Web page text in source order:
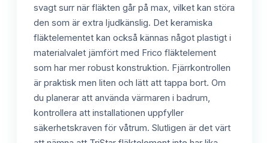
svagt surr när fläkten går på max, vilket kan störa
den som är extra ljudkänslig. Det keramiska
fläktelementet kan också kännas något plastigt i
materialvalet jämfört med Frico fläktelement
som har mer robust konstruktion. Fjärrkontrollen
är praktisk men liten och lätt att tappa bort. Om
du planerar att använda värmaren i badrum,
kontrollera att installationen uppfyller
säkerhetskraven för våtrum. Slutligen är det värt